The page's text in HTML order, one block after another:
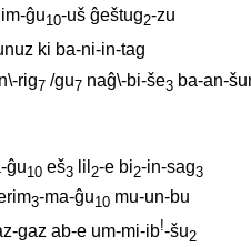
ĝu10-uš ĝeštug2-zu
ki ba-ni-in-tag
rig7 /gu7 naĝ\-bi-še3 ba-an-
ĝu10 eš3 lil 2-e bi2-in-sag3
3-ma-ĝu10 mu-un-bu
gaz ab-e um-mi-ib!-šu2